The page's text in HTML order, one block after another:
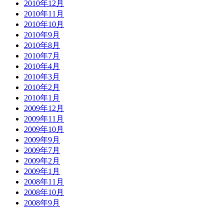
2010年12月
2010年11月
2010年10月
2010年9月
2010年8月
2010年7月
2010年4月
2010年3月
2010年2月
2010年1月
2009年12月
2009年11月
2009年10月
2009年9月
2009年7月
2009年2月
2009年1月
2008年11月
2008年10月
2008年9月